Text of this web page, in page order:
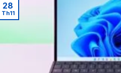
28
Th11